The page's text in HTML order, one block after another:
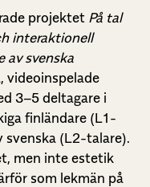
projektet På tal
interaktionell
av svenska
videoinspelade
3–5 deltagare i
finländare (L1-
svenska (L2-talare).
men inte estetik
som lekmän på